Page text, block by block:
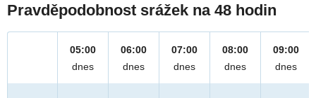
Pravděpodobnost srážek na 48 hodin
05:00
dnes
06:00
dnes
07:00
dnes
08:00
dnes
09:00
dnes